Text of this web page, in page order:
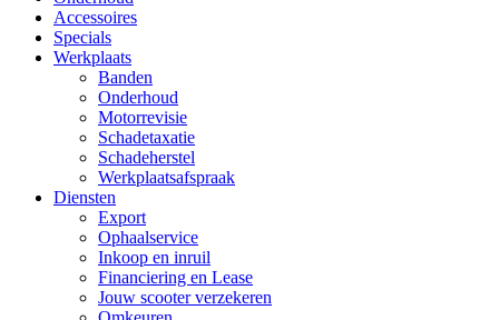
Accessoires
Specials
Werkplaats
Banden
Onderhoud
Motorrevisie
Schadetaxatie
Schadeherstel
Werkplaatsafspraak
Diensten
Export
Ophaalservice
Inkoop en inruil
Financiering en Lease
Jouw scooter verzekeren